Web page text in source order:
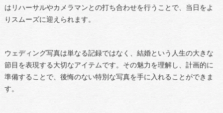
はリハーサルやカメラマンとの打ち合わせを行うことで、当日をよ
りスムーズに迎えられます。
ウェディング写真は単なる記録ではなく、結婚という人生の大きな
節目を表現する大切なアイテムです。その魅力を理解し、計画的に
準備することで、後悔のない特別な写真を手に入れることができま
す。